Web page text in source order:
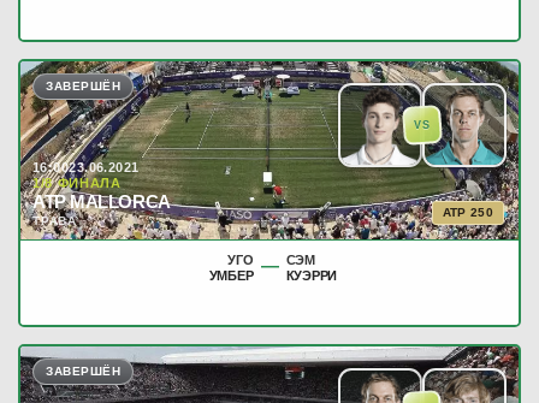
VS
ЗАВЕРШЁН
16:0023.06.2021
1/8 ФИНАЛА
ATP MALLORCA
ТРАВА
ATP 250
УГО
УМБЕР — СЭМ
КУЭРРИ
ЗАВЕРШЁН